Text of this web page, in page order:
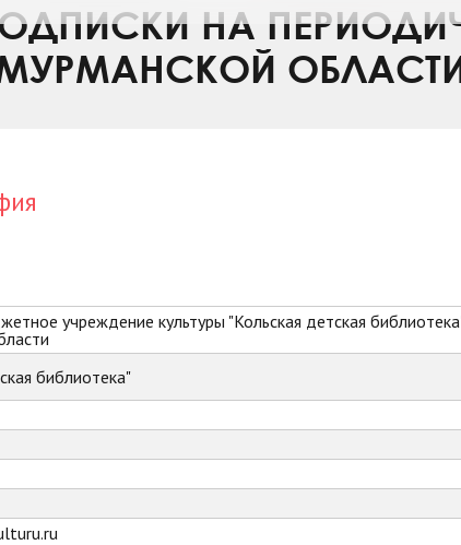
НА
учреждение культуры "Кольская детская
библиотека"